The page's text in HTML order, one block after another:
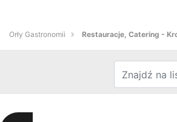
Orły Gastronomii Restauracje, Catering -